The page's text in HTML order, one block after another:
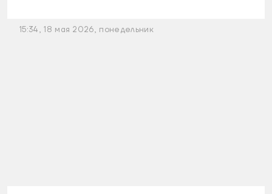
15:34, 18 мая 2026, понедельник